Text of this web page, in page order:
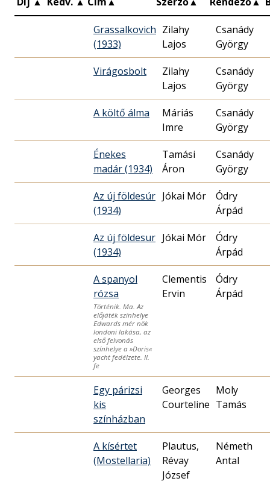
Grassalkovich
(1933)
Zilahy
Lajos
Csanády
György
Virágosbolt
Zilahy
Lajos
Csanády
György
A költő álma
Máriás
Imre
Csanády
György
Énekes
madár (1934)
Tamási
Áron
Csanády
György
Az új földesúr
(1934)
Jókai Mór
Ódry
Árpád
Az új földesur
(1934)
Jókai Mór
Ódry
Árpád
A spanyol
rózsa
Történik. Ma. Az
előjáték színhelye
Edwards mér nök
londoni lakása, az
első felvonás
színhelye a »Doris«
yacht fedélzete. II.
fe
Clementis
Ervin
Ódry
Árpád
Egy párizsi
kis
színházban
Georges
Courteline
Moly
Tamás
A kísértet
(Mostellaria)
Plautus,
Révay
József
Németh
Antal